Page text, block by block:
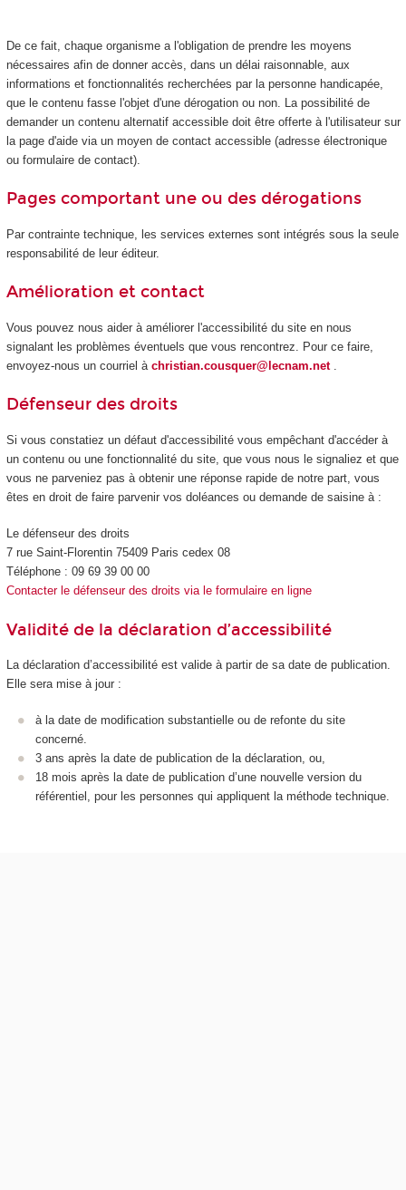
De ce fait, chaque organisme a l'obligation de prendre les moyens
nécessaires afin de donner accès, dans un délai raisonnable, aux
informations et fonctionnalités recherchées par la personne handicapée,
que le contenu fasse l'objet d'une dérogation ou non. La possibilité de
demander un contenu alternatif accessible doit être offerte à l'utilisateur sur
la page d'aide via un moyen de contact accessible (adresse électronique
ou formulaire de contact).
Pages comportant une ou des dérogations
Par contrainte technique, les services externes sont intégrés sous la seule
responsabilité de leur éditeur.
Amélioration et contact
Vous pouvez nous aider à améliorer l'accessibilité du site en nous
signalant les problèmes éventuels que vous rencontrez. Pour ce faire,
envoyez-nous un courriel à christian.cousquer@lecnam.net
Défenseur des droits
Si vous constatiez un défaut d'accessibilité vous empêchant d'accéder à
un contenu ou une fonctionnalité du site, que vous nous le signaliez et que
vous ne parveniez pas à obtenir une réponse rapide de notre part, vous
êtes en droit de faire parvenir vos doléances ou demande de saisine à :
Le défenseur des droits
7 rue Saint-Florentin 75409 Paris cedex 08
Téléphone : 09 69 39 00 00
Contacter le défenseur des droits via le formulaire en ligne
Validité de la déclaration d’accessibilité
La déclaration d’accessibilité est valide à partir de sa date de publication.
Elle sera mise à jour :
à la date de modification substantielle ou de refonte du site
concerné.
3 ans après la date de publication de la déclaration, ou,
18 mois après la date de publication d’une nouvelle version du
référentiel, pour les personnes qui appliquent la méthode technique.